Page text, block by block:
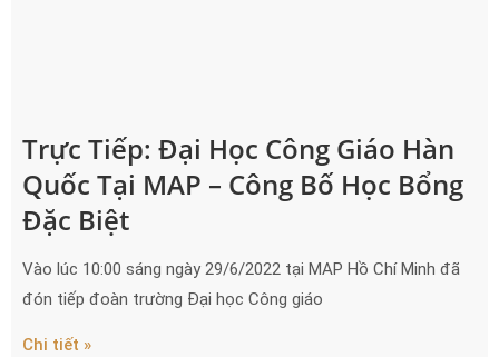
Trực Tiếp: Đại Học Công Giáo Hàn
Quốc Tại MAP – Công Bố Học Bổng
Đặc Biệt
Vào lúc 10:00 sáng ngày 29/6/2022 tại MAP Hồ Chí Minh đã
đón tiếp đoàn trường Đại học Công giáo
Chi tiết »